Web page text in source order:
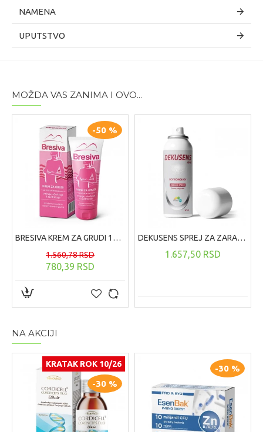
NAMENA
UPUTSTVO
MOŽDA VAS ZANIMA I OVO...
-50 %
BRESIVA KREM ZA GRUDI 100 ML
780,39 RSD
1.560,78 RSD
DEKUSENS SPREJ ZA ZARASTANJE RANA ,125 ML
1.657,50 RSD
NA AKCIJI
KRATAK ROK 10/26
-30 %
-30 %